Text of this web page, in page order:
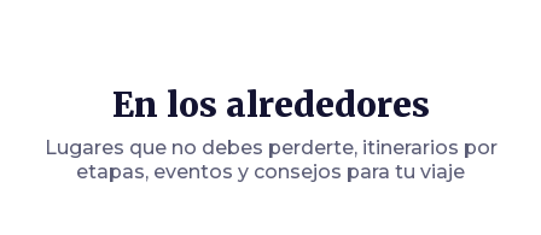
En los alrededores
Lugares que no debes perderte, itinerarios por
etapas, eventos y consejos para tu viaje